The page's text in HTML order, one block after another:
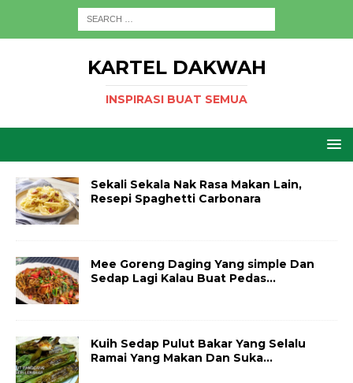
KARTEL DAKWAH
INSPIRASI BUAT SEMUA
Sekali Sekala Nak Rasa Makan Lain,
Resepi Spaghetti Carbonara
Mee Goreng Daging Yang simple Dan
Sedap Lagi Kalau Buat Pedas…
Kuih Sedap Pulut Bakar Yang Selalu
Ramai Yang Makan Dan Suka…